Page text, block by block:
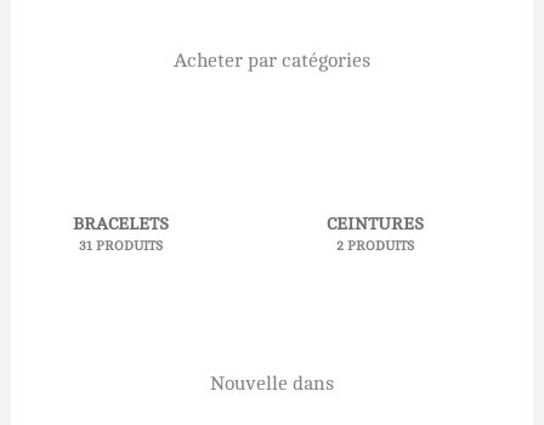
Acheter par catégories
BRACELETS
31 PRODUITS
CEINTURES
2 PRODUITS
Nouvelle dans